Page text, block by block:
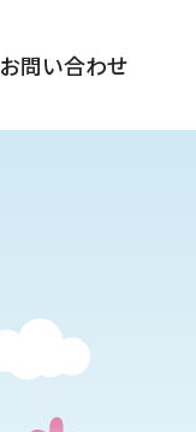
お問い合わせ